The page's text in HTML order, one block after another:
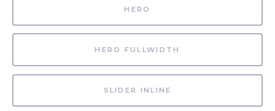
HERO
HERO FULLWIDTH
SLIDER INLINE